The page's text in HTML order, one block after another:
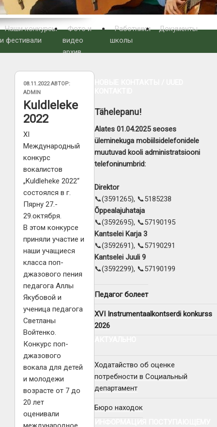
Наши конкурсы
и фестивали
Фото и
видео
архив
Работники
школы
Документы
ОПУБЛИКОВАНО
08.11.2022АВТОР:
ADMIN
Kuldleleke
2022
XI
Международный
конкурс
вокалистов
„Kuldleheke 2022“
состоялся в г.
Пярну 27.-
29.октября.
В этом конкурсе
приняли участие и
наши учащиеся
класса поп-
джазового пения
педагога Аллы
Якубовой и
ученица педагога
Светланы
Войтенко.
Конкурс поп-
джазового
вокала для детей
и молодежи
возрасте от 7 до
20 лет
оценивали
Tähelepanu!
Alates 01.04.2025 seoses
üleminekuga mobiilsidelefonidele
muutuvad kooli administratsiooni
telefoninumbrid:
Direktor
📞(3591265), 📞5185238
Õppealajuhataja
📞(3592695), 📞57190195
Kantselei Karja 3
📞(3592691), 📞57190291
Kantselei Juuli 9
📞(3592299), 📞57190199
Педагог болеет
XVI Instrumentaalkontserdi konkurss
2026
Ходатайство об оценке
потребности в Социальный
департамент
Бюро находок